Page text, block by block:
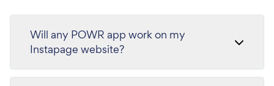
Will any POWR app work on my
Instapage website?